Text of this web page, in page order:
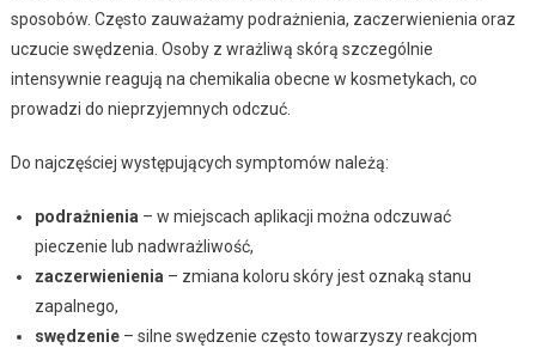
sposobów. Często zauważamy podrażnienia, zaczerwienienia oraz
uczucie swędzenia. Osoby z wrażliwą skórą szczególnie
intensywnie reagują na chemikalia obecne w kosmetykach, co
prowadzi do nieprzyjemnych odczuć.
Do najczęściej występujących symptomów należą:
podrażnienia – w miejscach aplikacji można odczuwać
pieczenie lub nadwrażliwość,
zaczerwienienia – zmiana koloru skóry jest oznaką stanu
zapalnego,
swędzenie– silne swędzenie często towarzyszy reakcjom